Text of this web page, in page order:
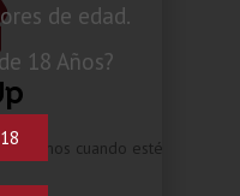
cuando esté
de edad.
18 Años?